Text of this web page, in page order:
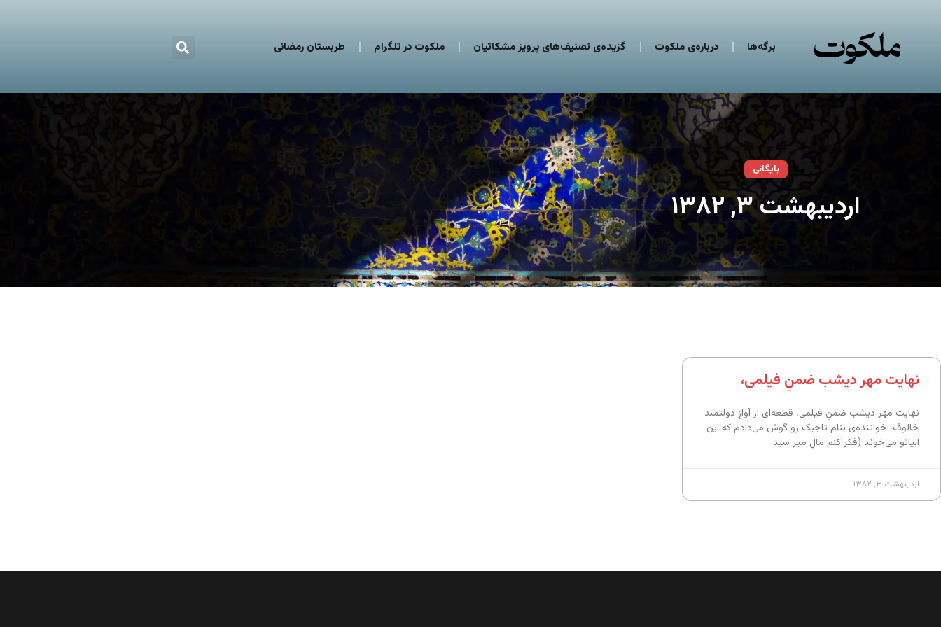
برگه‌ها درباره‌ی ملکوت گزیده‌ی تصنیف‌های پرویز مشکاتیان ملکوت در تلگرام طربستان رمضانی
بایگانی
اردیبهشت ۳, ۱۳۸۲
نهایت مهر دیشب ضمنِ فیلمی،
نهایت مهر دیشب ضمنِ فیلمی، قطعه‌ای از آوازِ دولتمند
خالوف، خواننده‌ی بنام تاجیک رو گوش می‌دادم که این
ابیاتو می‌خوند (فکر کنم مالِ میر سید
اردیبهشت ۳, ۱۳۸۲